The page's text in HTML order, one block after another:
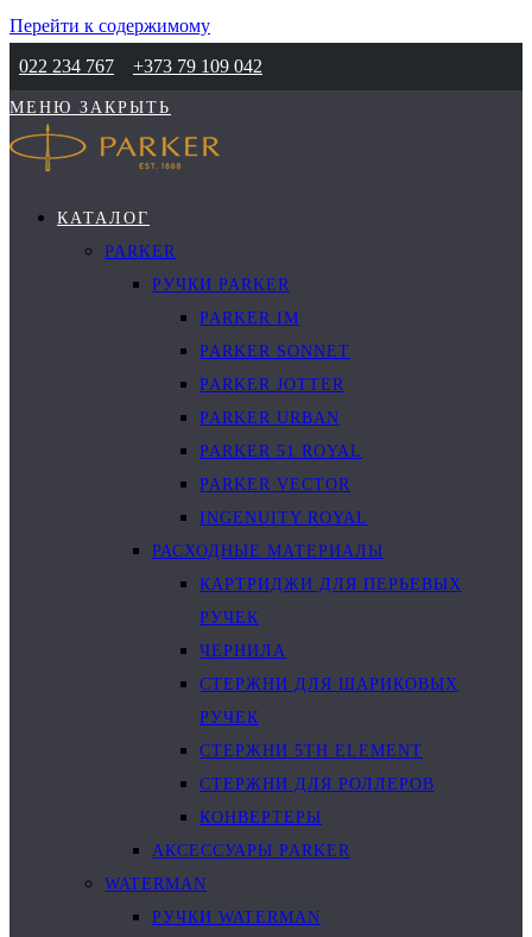
Перейти к содержимому
022 234 767
+373 79 109 042
МЕНЮ ЗАКРЫТЬ
КАТАЛОГ
PARKER
РУЧКИ PARKER
PARKER IM
PARKER SONNET
PARKER JOTTER
PARKER URBAN
PARKER 51 ROYAL
PARKER VECTOR
INGENUITY ROYAL
РАСХОДНЫЕ МАТЕРИАЛЫ
КАРТРИДЖИ ДЛЯ ПЕРЬЕВЫХ
РУЧЕК
ЧЕРНИЛА
СТЕРЖНИ ДЛЯ ШАРИКОВЫХ
РУЧЕК
СТЕРЖНИ 5TH ELEMENT
СТЕРЖНИ ДЛЯ РОЛЛЕРОВ
КОНВЕРТЕРЫ
АКСЕССУАРЫ PARKER
WATERMAN
РУЧКИ WATERMAN